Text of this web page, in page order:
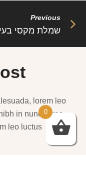
Previous
lorem leo
in nunc. Cras
leo luctus
0